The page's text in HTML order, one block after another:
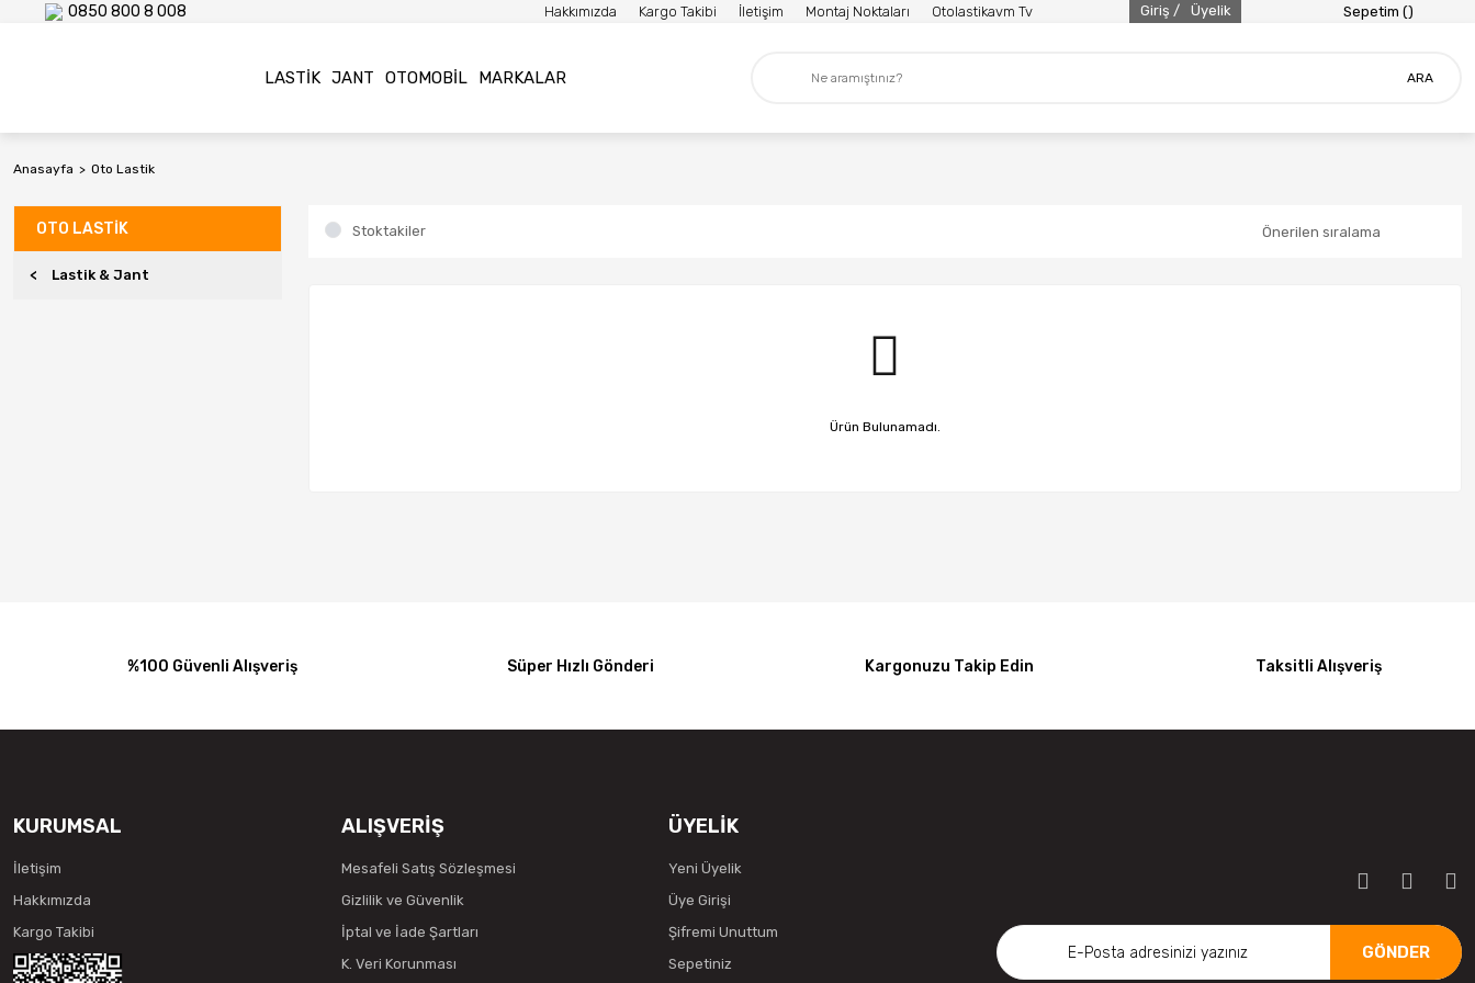
0850 800 8 008 Hakkımızda Kargo Takibi İletişim Montaj Noktaları Otolastikavm Tv Giriş / Üyelik Sepetim ()
LASTIK JANT OTOMOBIL MARKALAR ARA
Anasayfa Oto Lastik
OTO LASTIK
Lastik & Jant
Stoktakiler
Ürün Bulunamadı.
%100 Güvenli Alışveriş Süper Hızlı Gönderi Kargonuzu Takip Edin Taksitli Alışveriş
KURUMSAL
İletişim
Hakkımızda
Kargo Takibi
ALIŞVERİŞ
Mesafeli Satış Sözleşmesi
Gizlilik ve Güvenlik
İptal ve İade Şartları
K. Veri Korunması
ÜYELİK
Yeni Üyelik
Üye Girişi
Şifremi Unuttum
Sepetiniz
GÖNDER